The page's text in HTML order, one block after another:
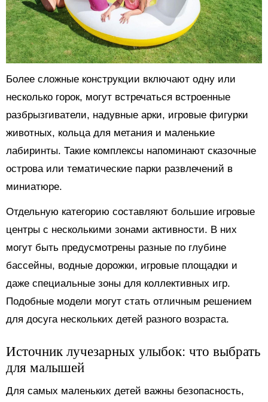
Более сложные конструкции включают одну или
несколько горок, могут встречаться встроенные
разбрызгиватели, надувные арки, игровые фигурки
животных, кольца для метания и маленькие
лабиринты. Такие комплексы напоминают сказочные
острова или тематические парки развлечений в
миниатюре.
Отдельную категорию составляют большие игровые
центры с несколькими зонами активности. В них
могут быть предусмотрены разные по глубине
бассейны, водные дорожки, игровые площадки и
даже специальные зоны для коллективных игр.
Подобные модели могут стать отличным решением
для досуга нескольких детей разного возраста.
Источник лучезарных улыбок: что выбрать
для малышей
Для самых маленьких детей важны безопасность,